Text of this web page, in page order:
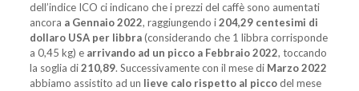
dell’indice ICO ci indicano che i prezzi del caffè sono aumentati
ancora a Gennaio 2022, raggiungendo i204,29 centesimi di
dollaro USA per libbra(considerando che 1 libbra corrisponde
a 0,45 kg) e arrivando ad un picco a Febbraio 2022, toccando
la soglia di210,89. Successivamente con il mese di Marzo 2022
abbiamo assistito ad un lieve calo rispetto al piccodel mese